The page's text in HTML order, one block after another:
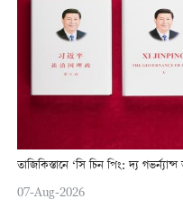
তাজিকিস্তানে ‘সি চিন পিং: দ্য
07-Aug-2026